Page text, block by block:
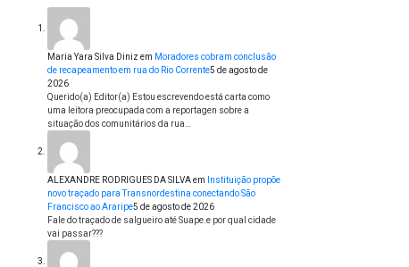
Maria Yara Silva Dinizem Moradores cobram conclusão
de recapeamento em rua do Rio Corrente5 de agosto de
2026
Querido(a) Editor(a) Estou escrevendo está carta como
uma leitora preocupada com a reportagen sobre a
situação dos comunitários da rua…
ALEXANDRE RODRIGUES DA SILVAem
Instituição propõe
novo traçado para Transnordestina conectando São
Francisco ao Araripe5 de agosto de 2026
Fale do traçado de salgueiro até Suape.e por qual cidade
vai passar???